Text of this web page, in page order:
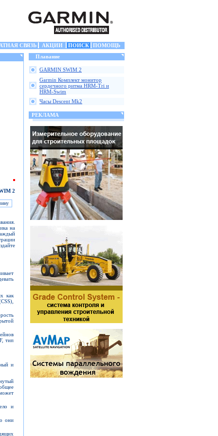
СВЯЗЬ АКЦИИ ПОИСК
ПОМОЩЬ
2
на
как
тип
и
и
они
Плавание
GARMIN SWIM 2
Garmin Комплект монитор
сердечного ритма HRM-Tri и
HRM-Swim
Часы Descent Mk2
РЕКЛАМА